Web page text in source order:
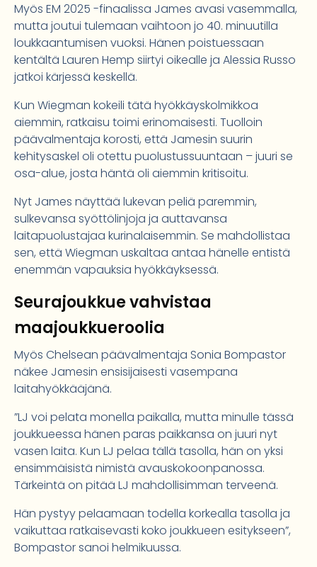
Myös EM 2025 -finaalissa James avasi vasemmalla,
mutta joutui tulemaan vaihtoon jo 40. minuutilla
loukkaantumisen vuoksi. Hänen poistuessaan
kentältä Lauren Hemp siirtyi oikealle ja Alessia Russo
jatkoi kärjessä keskellä.
Kun Wiegman kokeili tätä hyökkäyskolmikkoa
aiemmin, ratkaisu toimi erinomaisesti. Tuolloin
päävalmentaja korosti, että Jamesin suurin
kehitysaskel oli otettu puolustussuuntaan – juuri se
osa-alue, josta häntä oli aiemmin kritisoitu.
Nyt James näyttää lukevan peliä paremmin,
sulkevansa syöttölinjoja ja auttavansa
laitapuolustajaa kurinalaisemmin. Se mahdollistaa
sen, että Wiegman uskaltaa antaa hänelle entistä
enemmän vapauksia hyökkäyksessä.
Seurajoukkue vahvistaa
maajoukkueroolia
Myös Chelsean päävalmentaja Sonia Bompastor
näkee Jamesin ensisijaisesti vasempana
laitahyökkääjänä.
”LJ voi pelata monella paikalla, mutta minulle tässä
joukkueessa hänen paras paikkansa on juuri nyt
vasen laita. Kun LJ pelaa tällä tasolla, hän on yksi
ensimmäisistä nimistä avauskokoonpanossa.
Tärkeintä on pitää LJ mahdollisimman terveenä.
Hän pystyy pelaamaan todella korkealla tasolla ja
vaikuttaa ratkaisevasti koko joukkueen esitykseen”,
Bompastor sanoi helmikuussa.